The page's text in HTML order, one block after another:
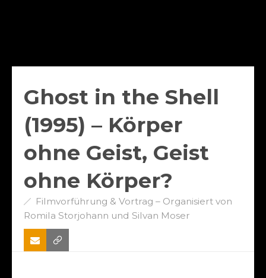
Ghost in the Shell
(1995) – Körper
ohne Geist, Geist
ohne Körper?
Filmvorführung & Vortrag – Organisiert von
Romila Storjohann und Silvan Moser